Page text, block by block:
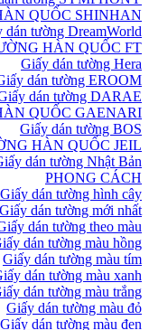
QUỐC SHINHAN
dán tường DreamWorld
HÀN QUỐC FT
Giấy dán tường Hera
dán tường EROOM
dán tường DARAE
QUỐC GAENARI
Giấy dán tường BOS
HÀN QUỐC JEIL
dán tường Nhật Bản
PHONG CÁCH
Giấy dán tường hình cây
Giấy dán tường mới nhất
dán tường theo màu
dán tường màu hồng
Giấy dán tường màu tím
dán tường màu xanh
dán tường màu trắng
Giấy dán tường màu đỏ
Giấy dán tường màu đen